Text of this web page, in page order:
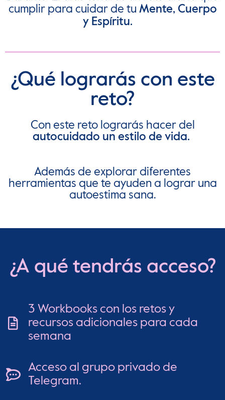
cumplir para cuidar de tu Mente, Cuerpo
y Espíritu.
¿Qué lograrás con este
reto?
Con este reto lograrás hacer del
autocuidado un estilo de vida.
Además de explorar diferentes
herramientas que te ayuden a lograr una
autoestima sana.
¿A qué tendrás acceso?
3 Workbooks con los retos y
recursos adicionales para cada
semana
Acceso al grupo privado de
Telegram.